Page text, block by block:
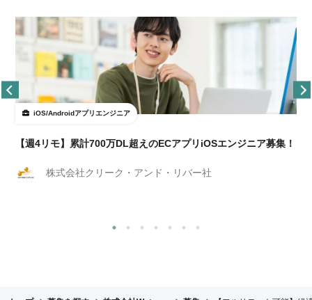
iOS/Androidアプリエンジニア
【週4リモ】累計700万DL超えのECアプリiOSエンジニア募集！
株式会社クリーク・アンド・リバー社